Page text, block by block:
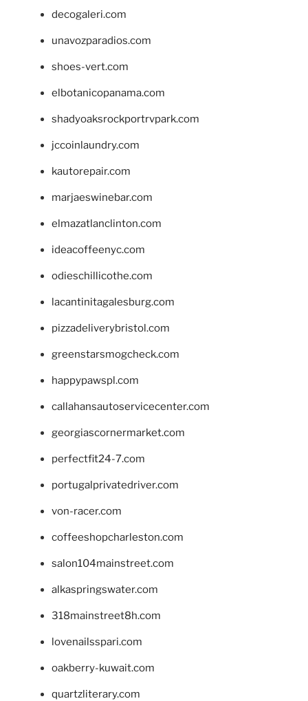
decogaleri.com
unavozparadios.com
shoes-vert.com
elbotanicopanama.com
shadyoaksrockportrvpark.com
jccoinlaundry.com
kautorepair.com
marjaeswinebar.com
elmazatlanclinton.com
ideacoffeenyc.com
odieschillicothe.com
lacantinitagalesburg.com
pizzadeliverybristol.com
greenstarsmogcheck.com
happypawspl.com
callahansautoservicecenter.com
georgiascornermarket.com
perfectfit24-7.com
portugalprivatedriver.com
von-racer.com
coffeeshopcharleston.com
salon104mainstreet.com
alkaspringswater.com
318mainstreet8h.com
lovenailsspari.com
oakberry-kuwait.com
quartzliterary.com